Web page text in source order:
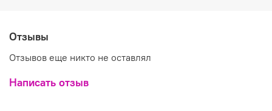
Отзывы
Отзывов еще никто не оставлял
Написать отзыв